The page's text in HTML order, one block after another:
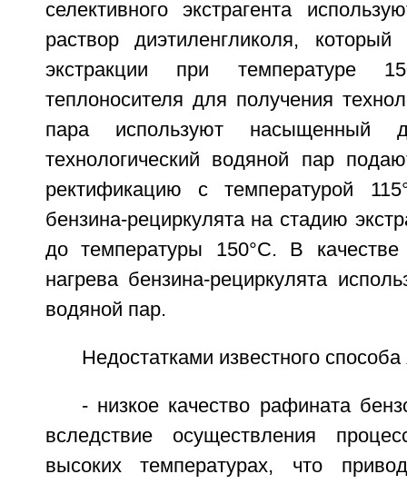
селективного экстрагента
раствор диэтиленгликоля,
экстракции при температуре
теплоносителя для получения
пара используют насыщенный
технологический водяной пар
ректификацию с температурой
бензина-рециркулята на стадию
до температуры 150°С. В качестве
нагрева бензина-рециркулята
водяной пар.
Недостатками известного
- низкое качество рафината
вследствие осуществления
высоких температурах, что